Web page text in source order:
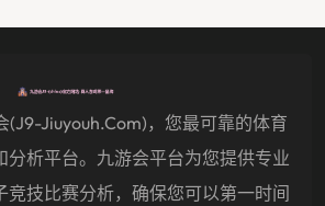
(j9-Jiuyouh.com)，您最可靠的体育
分析平台。九游会平台为您提供专业
竞技比赛分析，确保您可以第一时间